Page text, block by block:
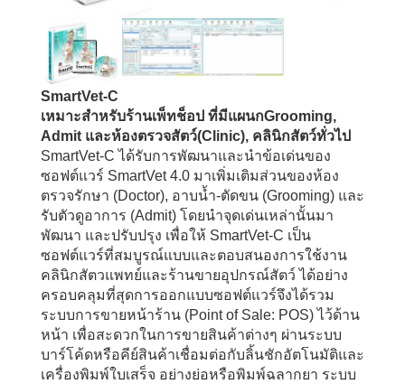
SmartVet-C
เหมาะสำหรับร้านเพ็ทช็อป ที่มีแผนกGrooming,
Admit และห้องตรวจสัตว์(Clinic), คลินิกสัตว์ทั่วไป
SmartVet-C ได้รับการพัฒนาและนำข้อเด่นของ
ซอฟต์แวร์ SmartVet 4.0 มาเพิ่มเติมส่วนของห้อง
ตรวจรักษา (Doctor), อาบน้ำ-ตัดขน (Grooming) และ
รับตัวดูอาการ (Admit) โดยนำจุดเด่นเหล่านั้นมา
พัฒนา และปรับปรุง เพื่อให้ SmartVet-C เป็น
ซอฟต์แวร์ที่สมบูรณ์แบบและตอบสนองการใช้งาน
คลินิกสัตวแพทย์และร้านขายอุปกรณ์สัตว์ ได้อย่าง
ครอบคลุมที่สุดการออกแบบซอฟต์แวร์จึงได้รวม
ระบบการขายหน้าร้าน (Point of Sale: POS) ไว้ด้าน
หน้า เพื่อสะดวกในการขายสินค้าต่างๆ ผ่านระบบ
บาร์โค้ดหรือคีย์สินค้าเชื่อมต่อกับลิ้นชักอัตโนมัติและ
เครื่องพิมพ์ใบเสร็จ อย่างย่อหรือพิมพ์ฉลากยา ระบบ